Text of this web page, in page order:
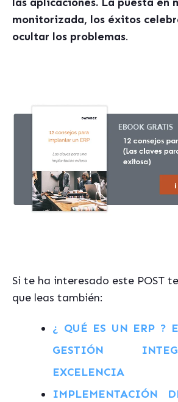
las aplicaciones. La puesta en
monitorizada, los éxitos
ocultar los problemas.
Si te ha interesado este POST
que leas también:
¿ QUÉ ES UN ERP ?
GESTIÓN
EXCELENCIA
IMPLEMENTACIÓN